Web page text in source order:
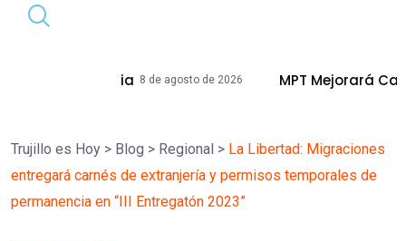
8 de agosto de 2026 MPT Mejorará Calles Y
Trujillo es Hoy > Blog > Regional > La Libertad: Migraciones
entregará carnés de extranjería y permisos temporales de
permanencia en “III Entregatón 2023”